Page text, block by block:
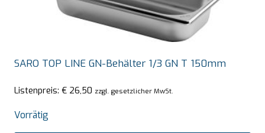
SARO TOP LINE GN-Behälter 1/3 GN T 150mm
Listenpreis: € 26,50 zzgl. gesetzlicher MwSt.
Vorrätig